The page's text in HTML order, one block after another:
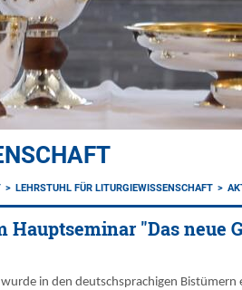
LEHRSTUHL FÜR LITURGIEWISSENSCHAFT
Hauptseminar "Das neue
in den deutschsprachigen Bistümern